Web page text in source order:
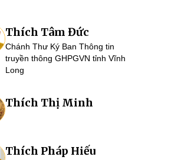
Thích Tâm Đức
Chánh Thư Ký Ban Thông tin
truyền thông GHPGVN tỉnh Vĩnh
Long
Thích Thị Minh
Thích Pháp Hiếu